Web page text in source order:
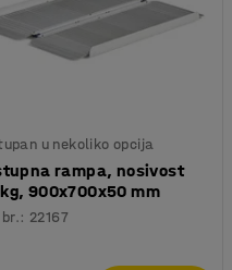
u nekoliko opcija
rampa, nosivost
900x700x50 mm
: 22167